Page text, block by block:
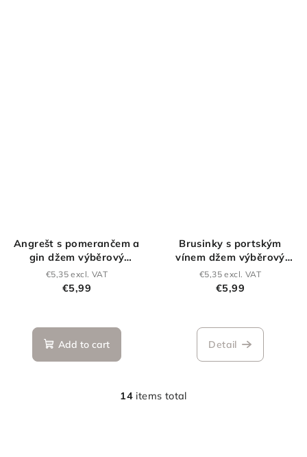
Angrešt s pomerančem a
gin džem výběrový
(extra) 160 g
€5,35 excl. VAT
€5,99
Add to cart
Brusinky s portským
vínem džem výběrový
(extra) 160g
€5,35 excl. VAT
€5,99
Detail
L
14 items total